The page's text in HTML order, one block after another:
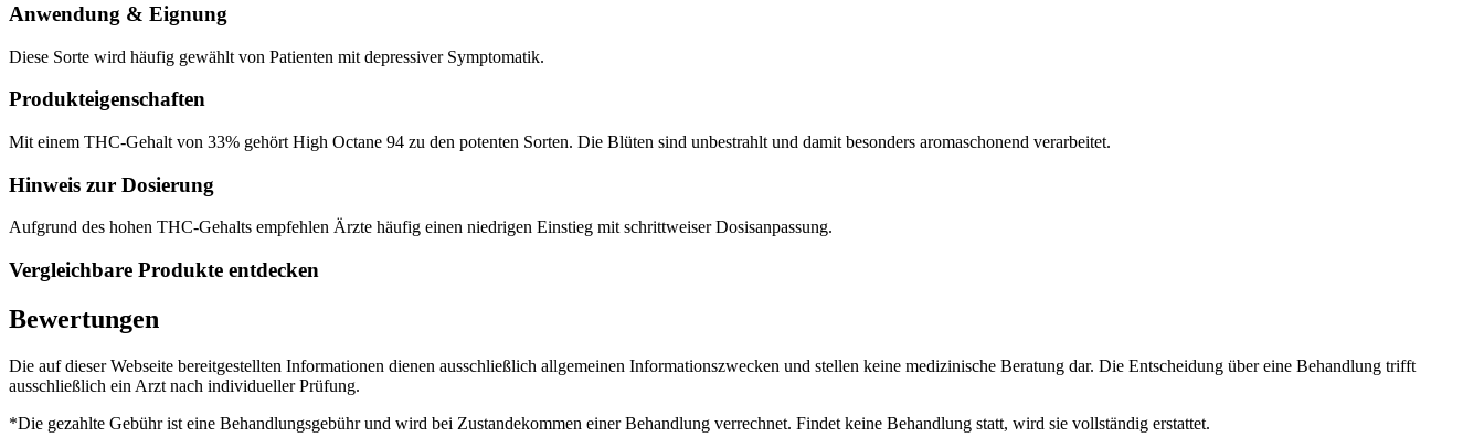
Anwendung & Eignung
Diese Sorte wird häufig gewählt von Patienten mit depressiver Symptomatik.
Produkteigenschaften
Mit einem THC-Gehalt von 33% gehört High Octane 94 zu den potenten Sorten. Die Blüten sind unbestrahlt und damit besonders aromaschonend verarbeitet.
Hinweis zur Dosierung
Aufgrund des hohen THC-Gehalts empfehlen Ärzte häufig einen niedrigen Einstieg mit schrittweiser Dosisanpassung.
Vergleichbare Produkte entdecken
Bewertungen
Die auf dieser Webseite bereitgestellten Informationen dienen ausschließlich allgemeinen Informationszwecken und stellen keine medizinische Beratung dar. Die Entscheidung über eine Behandlung trifft
ausschließlich ein Arzt nach individueller Prüfung.
*Die gezahlte Gebühr ist eine Behandlungsgebühr und wird bei Zustandekommen einer Behandlung verrechnet. Findet keine Behandlung statt, wird sie vollständig erstattet.